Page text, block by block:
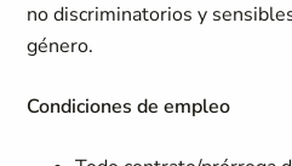
no discriminatorios y
género.
Condiciones de empleo